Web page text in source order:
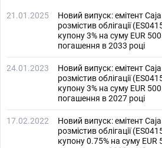
21.01.2025
Новий випуск: емітент
розмістив облігації
купону 3% на суму EUR
погашення в 2033 році
24.01.2023
Новий випуск: емітент
розмістив облігації
купону 3% на суму EUR
погашення в 2027 році
17.02.2022
Новий випуск: емітент
розмістив облігації
купону 0.75% на суму EUR